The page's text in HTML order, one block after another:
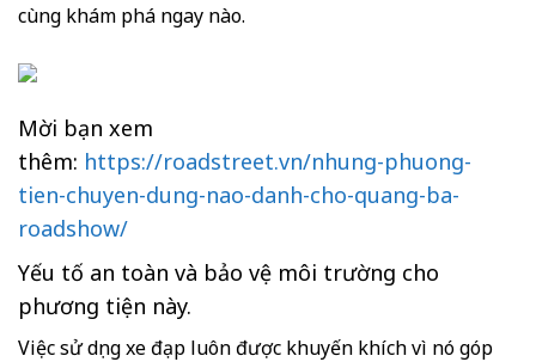
cùng khám phá ngay nào.
Mời bạn xem
thêm: https://roadstreet.vn/nhung-phuong-
tien-chuyen-dung-nao-danh-cho-quang-ba-
roadshow/
Yếu tố an toàn và bảo vệ môi trường cho
phương tiện này.
Việc sử dụng xe đạp luôn được khuyến khích vì nó góp